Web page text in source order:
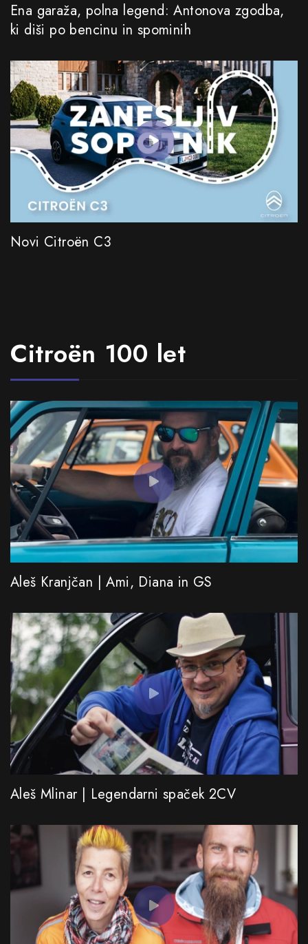
Ena garaža, polna legend: Antonova zgodba,
ki diši po bencinu in spominih
Novi Citroën C3
Citroën 100 let
Aleš Kranjčan | Ami, Diana in GS
Aleš Mlinar | Legendarni spaček 2CV